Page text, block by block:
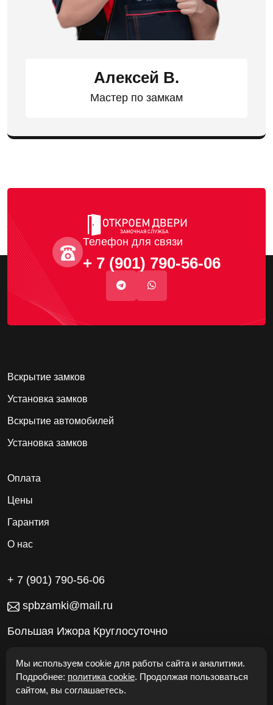
Алексей В.
Мастер по замкам
Телефон для связи
+ 7 (901) 790-56-06
Вскрытие замков
Установка замков
Вскрытие автомобилей
Установка замков
Оплата
Цены
Гарантия
О нас
+ 7 (901) 790-56-06
spbzamki@mail.ru
Большая Ижора Круглосуточно
Работаем без выходных
Мы используем cookie для работы сайта и аналитики.
Подробнее: политика cookie. Продолжая пользоваться
сайтом, вы соглашаетесь.